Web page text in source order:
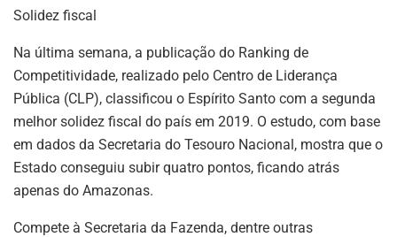
Solidez fiscal
Na última semana, a publicação do Ranking de
Competitividade, realizado pelo Centro de Liderança
Pública (CLP), classificou o Espírito Santo com a segunda
melhor solidez fiscal do país em 2019. O estudo, com base
em dados da Secretaria do Tesouro Nacional, mostra que o
Estado conseguiu subir quatro pontos, ficando atrás
apenas do Amazonas.
Compete à Secretaria da Fazenda, dentre outras